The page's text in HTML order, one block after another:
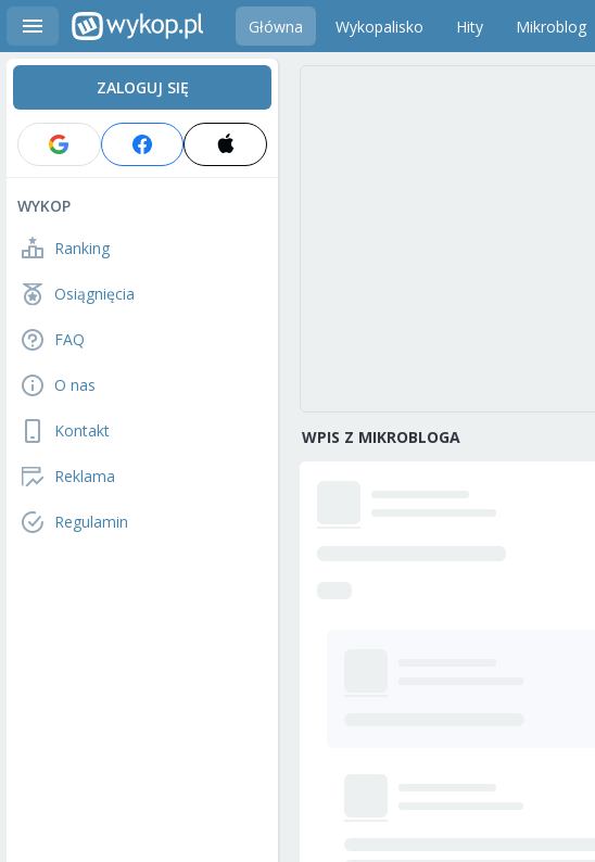
Główna Wykopalisko Hity Mikroblog
ZALOGUJ SIĘ
WYKOP
Ranking
Osiągnięcia
FAQ
O nas
Kontakt
Reklama
Regulamin
WPIS Z MIKROBLOGA